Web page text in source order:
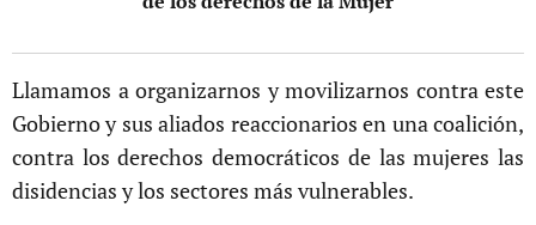
Llamamos a organizarnos y movilizarnos contra este
Gobierno y sus aliados reaccionarios en una coalición,
contra los derechos democráticos de las mujeres las
disidencias y los sectores más vulnerables.